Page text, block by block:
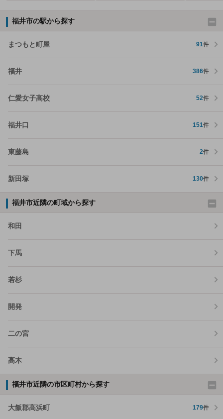
福井市の駅から探す
まつもと町屋 91件
福井 386件
仁愛女子高校 52件
福井口 151件
東藤島 2件
新田塚 130件
福井市近隣の町域から探す
和田
下馬
若杉
開発
二の宮
高木
福井市近隣の市区町村から探す
大飯郡高浜町 179件